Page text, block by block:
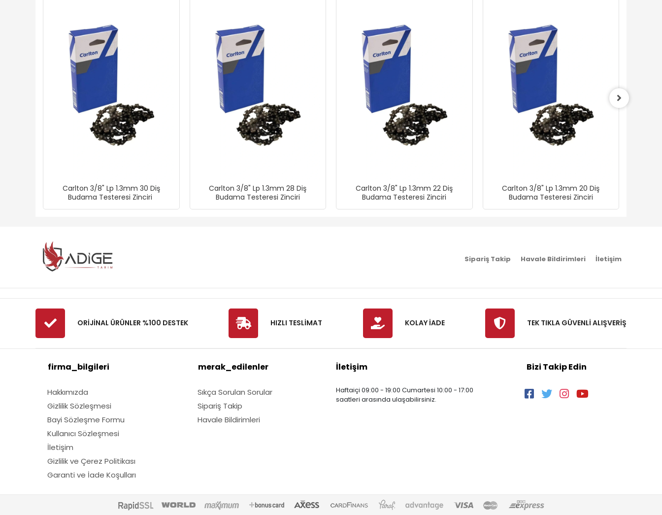
Carlton 3/8" Lp 1.3mm 30 Diş
Budama Testeresi Zinciri
Carlton 3/8" Lp 1.3mm 28 Diş
Budama Testeresi Zinciri
Carlton 3/8" Lp 1.3mm 22 Diş
Budama Testeresi Zinciri
Carlton 3/8" Lp 1.3mm 20 Diş
Budama Testeresi Zinciri
Sipariş Takip Havale Bildirimleri İletişim
ORİJİNAL ÜRÜNLER %100 DESTEK HIZLI TESLİMAT KOLAY İADE TEK TIKLA GÜVENLİ ALIŞVERİŞ
firma_bilgileri
Hakkımızda
Gizlilik Sözleşmesi
Bayi Sözleşme Formu
Kullanıcı Sözleşmesi
İletişim
Gizlilik ve Çerez Politikası
Garanti ve İade Koşulları
merak_edilenler
Sıkça Sorulan Sorular
Sipariş Takip
Havale Bildirimleri
İletişim
Haftaiçi 09:00 - 19:00 Cumartesi 10:00 - 17:00
saatleri arasında ulaşabilirsiniz.
Bizi Takip Edin